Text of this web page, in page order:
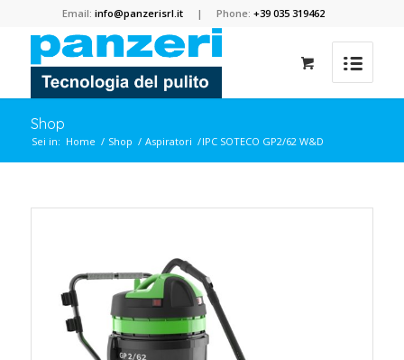
Email:info@panzerisrl.it | Phone:+39 035 319462
Shop
Sei in: Home / Shop / Aspiratori /IPC SOTECO GP2/62 W&D